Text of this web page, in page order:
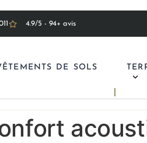
4.9/5 - 94+ avis
DE SOLS